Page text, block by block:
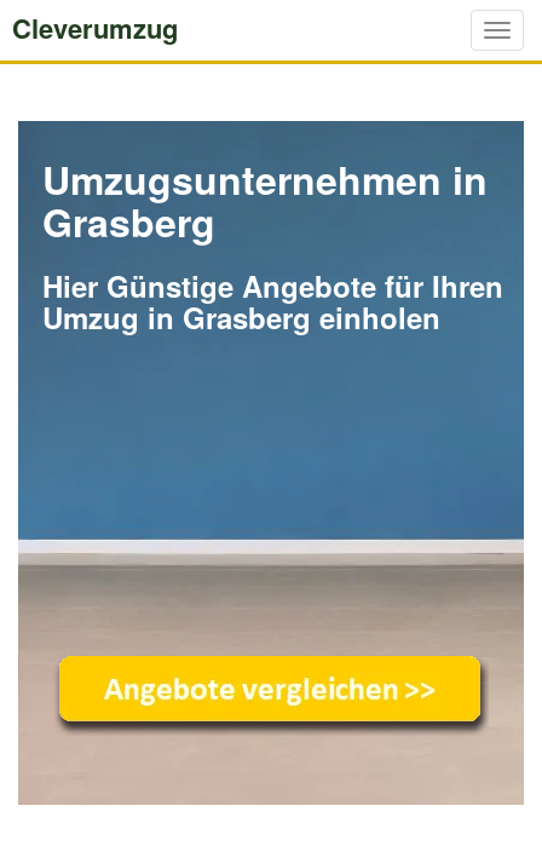
Cleverumzug
Umzugsunternehmen in
Grasberg
Hier Günstige Angebote für Ihren
Umzug in Grasberg einholen